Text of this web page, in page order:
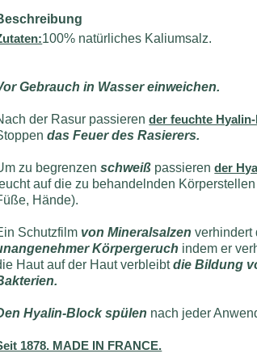
100% natürliches Kaliumsalz.
Gebrauch in Wasser einweichen.
der Rasur passierender feuchte
das Feuer des Rasierers.
zu begrenzenschweiß passierender
auf die zu behandelnden
Hände).
Schutzfilm von Mineralsalzen verhindert
Körpergeruch indem er
Haut auf der Haut verbleibtdie Bildung
Hyalin-Block spülen nach jeder
1878. MADE IN FRANCE.